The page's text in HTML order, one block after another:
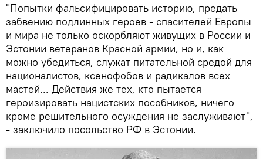
"Попытки фальсифицировать историю, предать
забвению подлинных героев - спасителей Европы
и мира не только оскорбляют живущих в России и
Эстонии ветеранов Красной армии, но и, как
можно убедиться, служат питательной средой для
националистов, ксенофобов и радикалов всех
мастей... Действия же тех, кто пытается
героизировать нацистских пособников, ничего
кроме решительного осуждения не заслуживают",
- заключило посольство РФ в Эстонии.